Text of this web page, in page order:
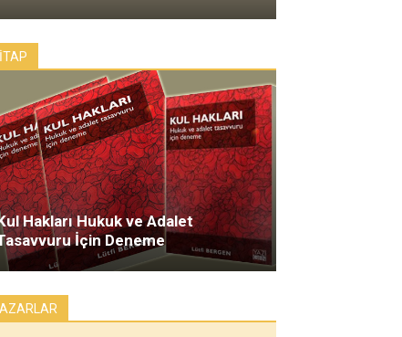
Hakları Hukuk ve Adalet
İçin Deneme